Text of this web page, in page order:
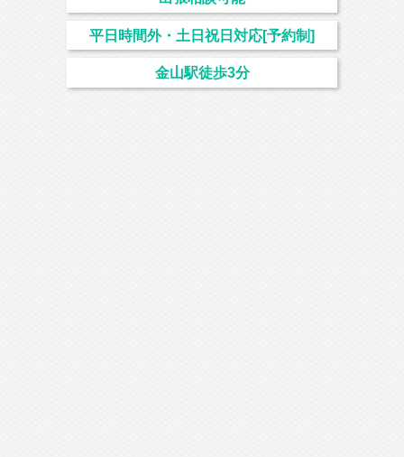
平日時間外・土日祝日対応[予約制]
金山駅徒歩3分